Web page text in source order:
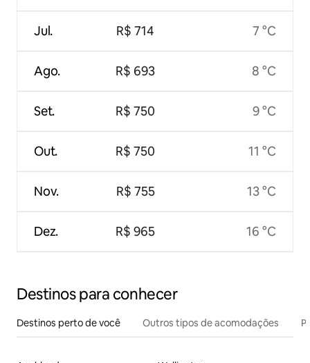
Jul.
Ago.
Set.
Out.
Nov.
Dez.
R$ 714
R$ 693
R$ 750
R$ 750
R$ 755
R$ 965
7 °C
8 °C
9 °C
11 °C
13 °C
16 °C
Destinos para conhecer
Destinos perto de você Outros tipos de acomodações